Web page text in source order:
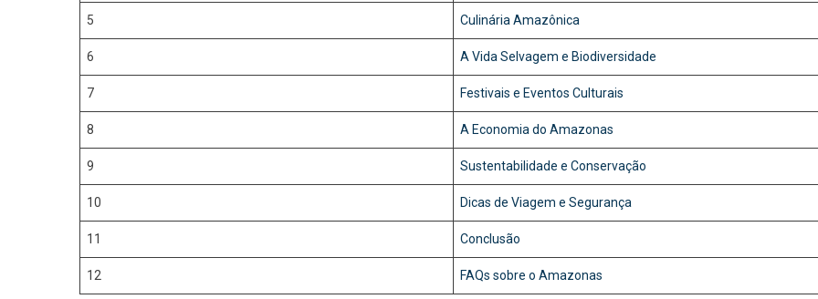
5 Culinária Amazônica
6 A Vida Selvagem e Biodiversidade
7 Festivais e Eventos Culturais
8 A Economia do Amazonas
9 Sustentabilidade e Conservação
10 Dicas de Viagem e Segurança
11 Conclusão
12 FAQs sobre o Amazonas